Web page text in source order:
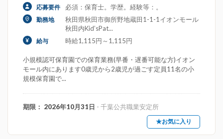
応募要件 必須：保育士。学歴。経験等：。
勤務地
秋田県秋田市御所野地蔵田1-1-1イオンモール
秋田内Kid’sPat...
給与 時給1,115円～1,115円
小規模認可保育園での保育業務(早番・遅番可能な方)イオン
モール内にあります0歳児から2歳児が過ごす定員11名の小
規模保育園で...
期限： 2026年10月31日 - 千葉公共職業安定所
★お気に入り